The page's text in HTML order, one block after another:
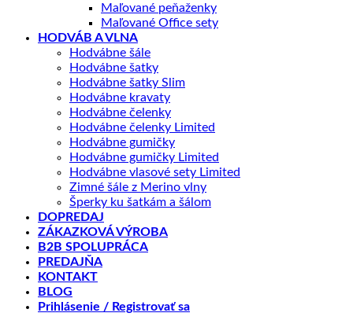
Maľované peňaženky
Maľované Office sety
HODVÁB A VLNA
Hodvábne šále
Hodvábne šatky
Hodvábne šatky Slim
Hodvábne kravaty
Hodvábne čelenky
Hodvábne čelenky Limited
Hodvábne gumičky
Hodvábne gumičky Limited
Hodvábne vlasové sety Limited
Zimné šále z Merino vlny
Šperky ku šatkám a šálom
DOPREDAJ
ZÁKAZKOVÁ VÝROBA
B2B SPOLUPRÁCA
PREDAJŇA
KONTAKT
BLOG
Prihlásenie / Registrovať sa